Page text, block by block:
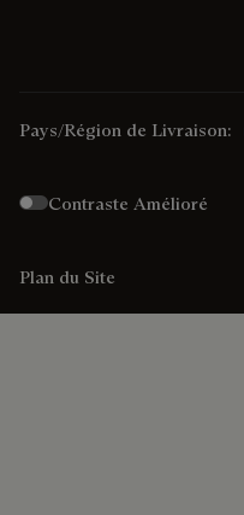
Pays/Région de Livraison:
Contraste Amélioré
Plan du Site